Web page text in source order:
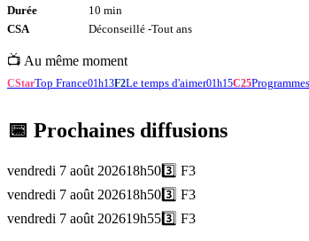
Durée
10 min
CSA
Déconseillé -Tout ans
📺 Au même moment
CStarTop France01h13F2Le temps d'aimer01h15C25
📅 Prochaines diffusions
vendredi 7 août 202618h503️⃣ F3
vendredi 7 août 202618h503️⃣ F3
vendredi 7 août 202619h553️⃣ F3